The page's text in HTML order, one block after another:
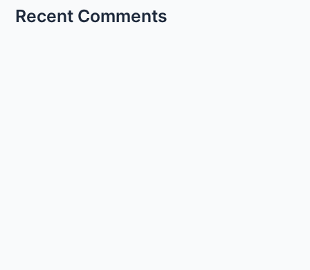
Recent Comments